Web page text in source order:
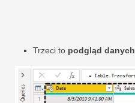
Trzeci to podgląd danych